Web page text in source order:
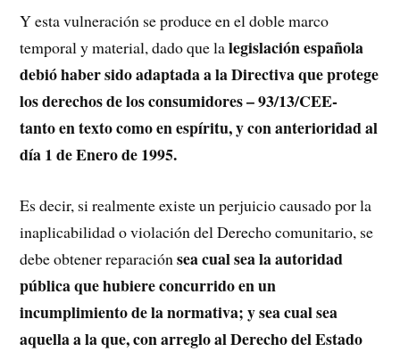
Y esta vulneración se produce en el doble marco
temporal y material, dado que lalegislación española
debió haber sido adaptada a la Directiva que protege
los derechos de los consumidores – 93/13/CEE-
tanto en texto como en espíritu, y con anterioridad al
día 1 de Enero de 1995.
Es decir, si realmente existe un perjuicio causado por la
inaplicabilidad o violación del Derecho comunitario, se
debe obtener reparaciónsea cual sea la autoridad
pública que hubiere concurrido en un
incumplimiento de la normativa; y sea cual sea
aquella a la que, con arreglo al Derecho del Estado